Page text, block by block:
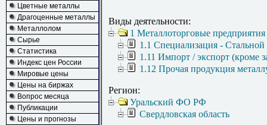
Цветные металлы
Драгоценные металлы
Металлолом
Сырье
Статистика
Индекс цен России
Мировые цены
Цены на биржах
Вопрос месяца
Публикации
Цены и прогнозы
Виды деятельности:
1 Металлоторговые
1.1 Специализация - Стальной
1.11 Импорт / экспорт (кроме
1.12 Прочая продукция
Регион:
Уральский ФО РФ
Свердловская область